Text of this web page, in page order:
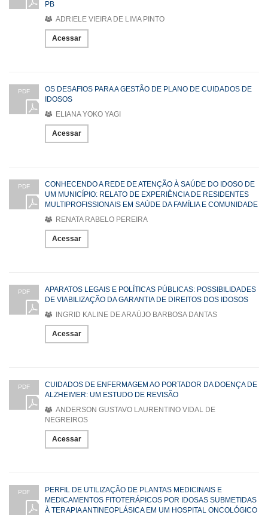
PB
ADRIELE VIEIRA DE LIMA PINTO
Acessar
PDF
OS DESAFIOS PARA A GESTÃO DE PLANO DE CUIDADOS DE
IDOSOS
ELIANA YOKO YAGI
Acessar
PDF
CONHECENDO A REDE DE ATENÇÃO À SAÚDE DO IDOSO DE
UM MUNICÍPIO: RELATO DE EXPERIÊNCIA DE RESIDENTES
MULTIPROFISSIONAIS EM SAÚDE DA FAMÍLIA E COMUNIDADE
RENATA RABELO PEREIRA
Acessar
PDF
APARATOS LEGAIS E POLÍTICAS PÚBLICAS: POSSIBILIDADES
DE VIABILIZAÇÃO DA GARANTIA DE DIREITOS DOS IDOSOS
INGRID KALINE DE ARAÚJO BARBOSA DANTAS
Acessar
PDF
CUIDADOS DE ENFERMAGEM AO PORTADOR DA DOENÇA DE
ALZHEIMER: UM ESTUDO DE REVISÃO
ANDERSON GUSTAVO LAURENTINO VIDAL DE
NEGREIROS
Acessar
PDF
PERFIL DE UTILIZAÇÃO DE PLANTAS MEDICINAIS E
MEDICAMENTOS FITOTERÁPICOS POR IDOSAS SUBMETIDAS
À TERAPIA ANTINEOPLÁSICA EM UM HOSPITAL ONCOLÓGICO